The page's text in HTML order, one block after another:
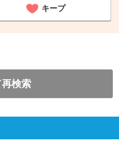
キープ
検索